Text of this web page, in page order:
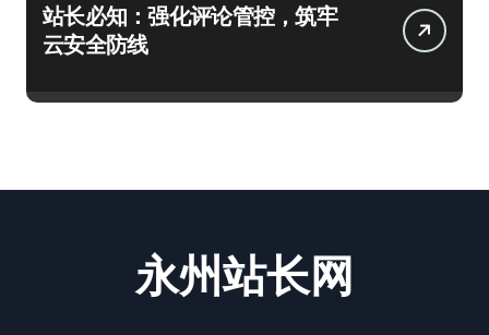
站长必知：强化评论管控，筑牢
云安全防线
永州站长网